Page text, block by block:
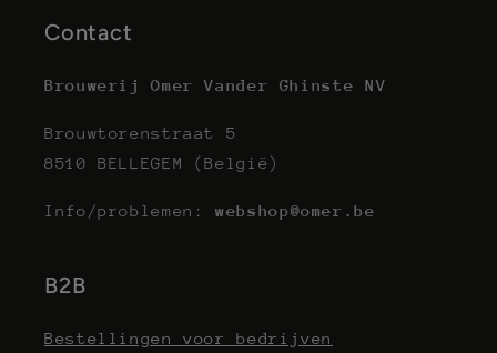
Contact
Brouwerij Omer Vander Ghinste NV
Brouwtorenstraat 5
8510 BELLEGEM (België)
Info/problemen:webshop@omer.be
B2B
Bestellingen voor bedrijven